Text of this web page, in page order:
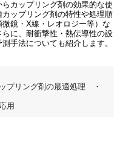
カップリング剤の効果的な使
ップリング剤の特性や処理順
鏡・X線・レオロジー等）な
に、耐衝撃性・熱伝導性の設
手法についても紹介します。
プリング剤の最適処理 ・
用